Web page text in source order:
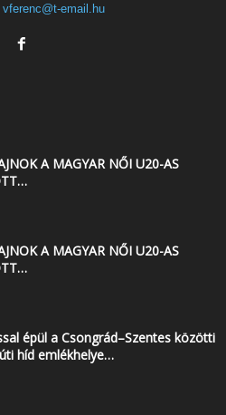
vferenc@t-email.hu
A MAGYAR NŐI U20-AS
A MAGYAR NŐI U20-AS
épül a Csongrád–Szentes közötti
híd emlékhelye…